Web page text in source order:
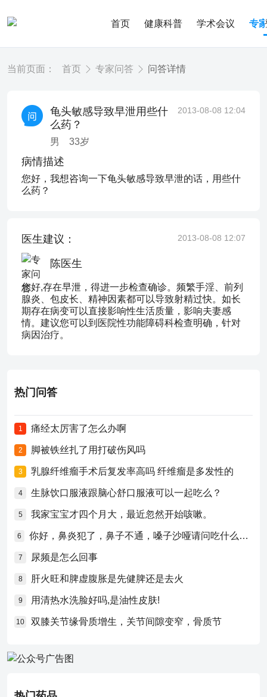
首页 健康科普 学术会议 专
当前页面： 首页 专家问答 问答详情
龟头敏感导致早泄用些什
么药？
男 33岁
2013-08-08 12:04
病情描述
您好，我想咨询一下龟头敏感导致早泄的话，用些什
么药？
医生建议： 2013-08-08 12:07
陈医生
您好,存在早泄，得进一步检查确诊。频繁手淫、前列
腺炎、包皮长、精神因素都可以导致射精过快。如长
期存在病变可以直接影响性生活质量，影响夫妻感
情。建议您可以到医院性功能障碍科检查明确，针对
病因治疗。
热门问答
1 痛经太厉害了怎么办啊
2 脚被铁丝扎了用打破伤风吗
3 乳腺纤维瘤手术后复发率高吗 纤维瘤是多发性的
4 生脉饮口服液跟脑心舒口服液可以一起吃么？
5 我家宝宝才四个月大，最近忽然开始咳嗽。
6 你好，鼻炎犯了，鼻子不通，嗓子沙哑请问吃什么药比较好？
7 尿频是怎么回事
8 肝火旺和脾虚腹胀是先健脾还是去火
9 用清热水洗脸好吗,是油性皮肤!
10 双膝关节缘骨质增生，关节间隙变窄，骨质节